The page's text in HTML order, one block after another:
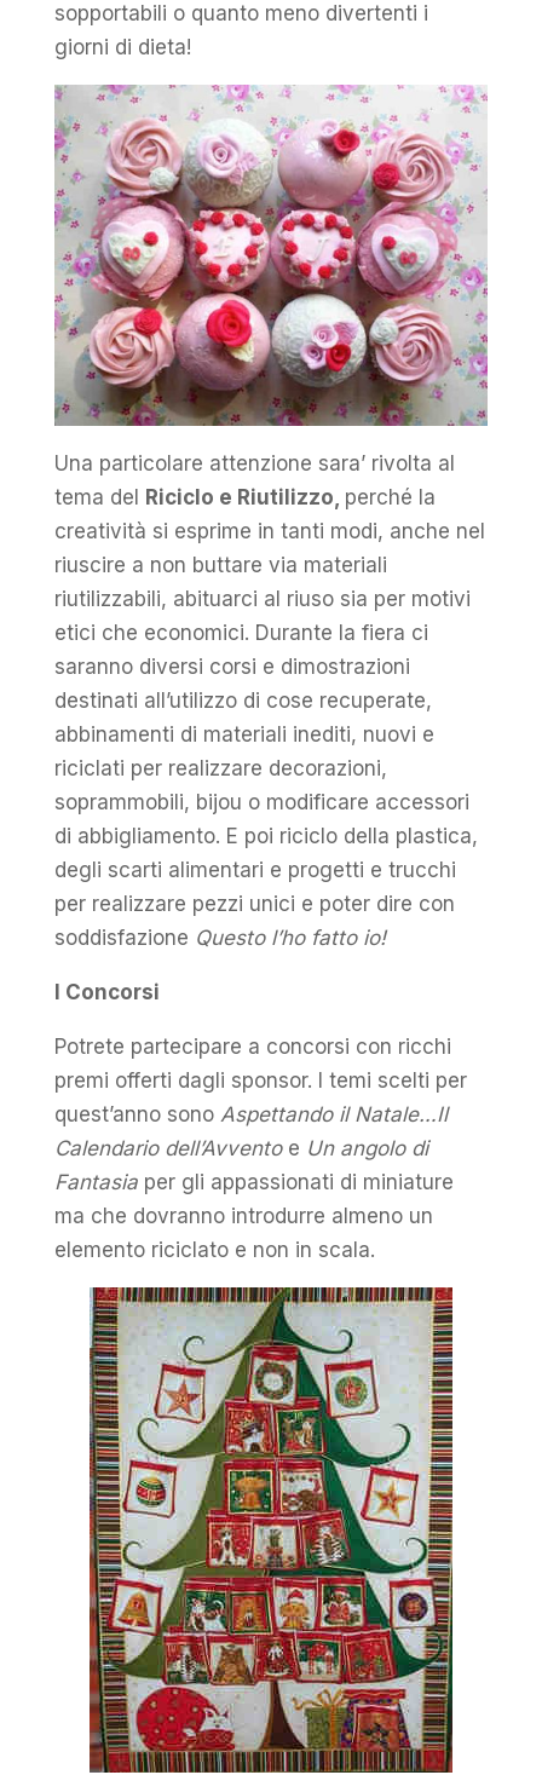
sopportabili o quanto meno divertenti i
giorni di dieta!
Una particolare attenzione sara’ rivolta al
tema del
Riciclo e Riutilizzo, perché la
creatività si esprime in tanti modi, anche nel
riuscire a non buttare via materiali
riutilizzabili, abituarci al riuso sia per motivi
etici che economici. Durante la fiera ci
saranno diversi corsi e dimostrazioni
destinati all’utilizzo di cose recuperate,
abbinamenti di materiali inediti, nuovi e
riciclati per realizzare decorazioni,
soprammobili, bijou o modificare accessori
di abbigliamento. E poi riciclo della plastica,
degli scarti alimentari e progetti e trucchi
per realizzare pezzi unici e poter dire con
soddisfazione Questo l’ho fatto io!
I Concorsi
Potrete partecipare a concorsi con ricchi
premi offerti dagli sponsor. I temi scelti per
quest’anno sono Aspettando il Natale…Il
Calendario dell’Avventoe Un angolo di
Fantasiaper gli appassionati di miniature
ma che dovranno introdurre almeno un
elemento riciclato e non in scala.